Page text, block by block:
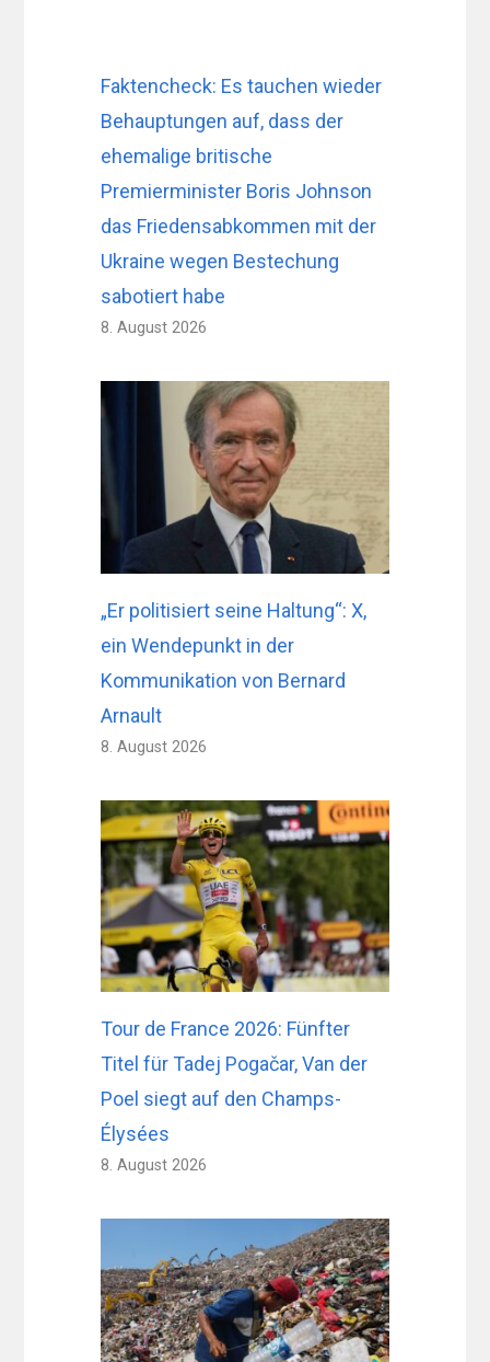
Faktencheck: Es tauchen wieder
Behauptungen auf, dass der
ehemalige britische
Premierminister Boris Johnson
das Friedensabkommen mit der
Ukraine wegen Bestechung
sabotiert habe
8. August 2026
„Er politisiert seine Haltung“: X,
ein Wendepunkt in der
Kommunikation von Bernard
Arnault
8. August 2026
Tour de France 2026: Fünfter
Titel für Tadej Pogačar, Van der
Poel siegt auf den Champs-
Élysées
8. August 2026